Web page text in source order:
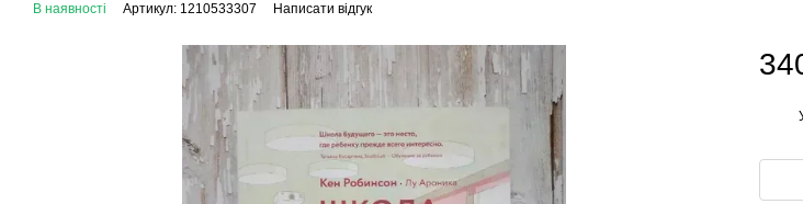
В наявності Артикул: 1210533307 Написати відгук